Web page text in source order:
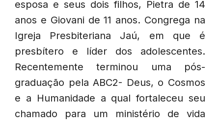
esposa e seus dois filhos, Pietra de 14
anos e Giovani de 11 anos. Congrega na
Igreja Presbiteriana Jaú, em que é
presbítero e líder dos adolescentes.
Recentemente terminou uma pós-
graduação pela ABC2- Deus, o Cosmos
e a Humanidade a qual fortaleceu seu
chamado para um ministério de vida